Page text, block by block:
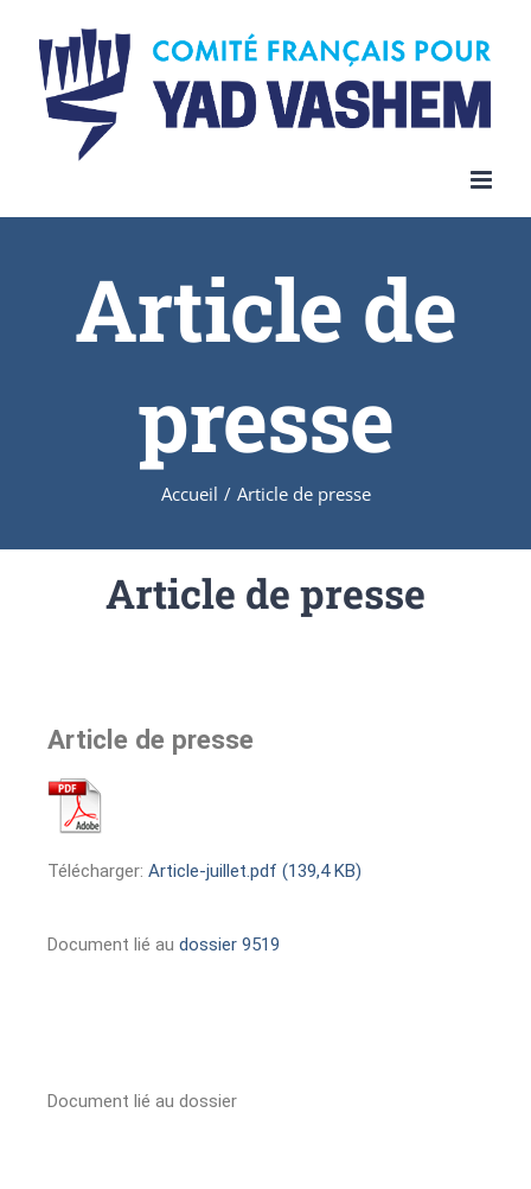
Article de
presse
Accueil / Article de presse
Article de presse
Article de presse
Télécharger: Article-juillet.pdf (139,4 KB)
Document lié au dossier 9519
Document lié au dossier